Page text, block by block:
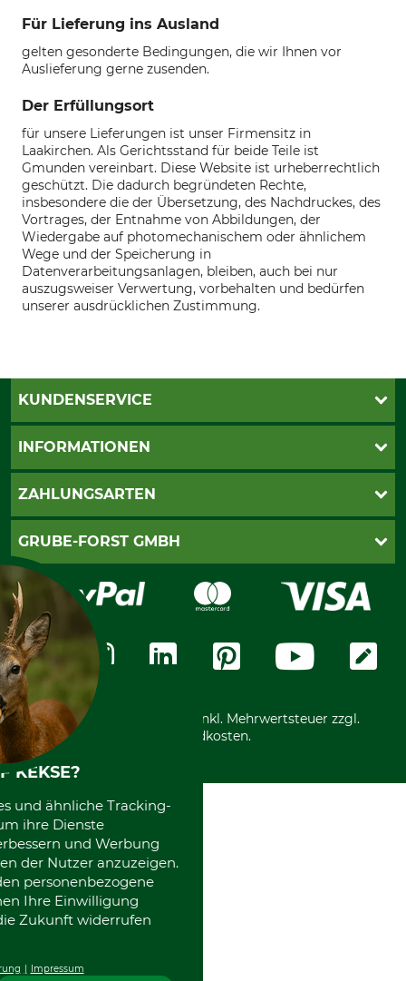
Für Lieferung ins Ausland
gelten gesonderte Bedingungen, die wir Ihnen vor
Auslieferung gerne zusenden.
Der Erfüllungsort
für unsere Lieferungen ist unser Firmensitz in
Laakirchen. Als Gerichtsstand für beide Teile ist
Gmunden vereinbart. Diese Website ist urheberrechtlich
geschützt. Die dadurch begründeten Rechte,
insbesondere die der Übersetzung, des Nachdruckes, des
Vortrages, der Entnahme von Abbildungen, der
Wiedergabe auf photomechanischem oder ähnlichem
Wege und der Speicherung in
Datenverarbeitungsanlagen, bleiben, auch bei nur
auszugsweiser Verwertung, vorbehalten und bedürfen
unserer ausdrücklichen Zustimmung.
KUNDENSERVICE
Katalogbestellung
INFORMATIONEN
AGB
Widerrufsrecht
Widerrufsformular
Datenschutz
Zahlungsarten
ZAHLUNGSARTEN
PayPal
Kreditkarte
Rechnung
Vorkasse
GRUBE-FORST GMBH
Karriere
Über uns
Messetermine
Community
International
*Alle Preise in Euro und inkl. Mehrwertsteuer zzgl.
Versandkosten.
KEKSE?
und ähnliche Tracking-
ihre Dienste
und Werbung
der Nutzer anzuzeigen.
personenbezogene
Ihre Einwilligung
Zukunft widerrufen
Impressum